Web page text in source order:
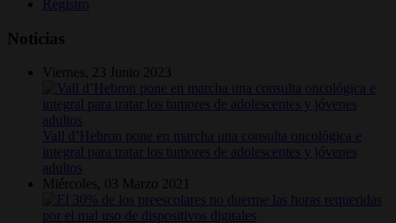
Registro
Noticias
Viernes, 23 Junio 2023
Vall d’Hebron pone en marcha una consulta oncológica e
integral para tratar los tumores de adolescentes y jóvenes
adultos
Miércoles, 03 Marzo 2021